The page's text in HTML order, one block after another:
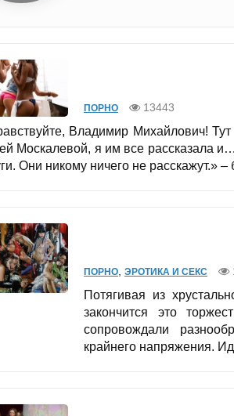
ПОРНО 13443
Владимир Михайлович!
Москалевой, я им все рассказала
Они никому ничего не
ПОРНО ЭРОТИКА И СЕКС
Потягивая из
закончится это
сопровождали
крайнего напряжения.